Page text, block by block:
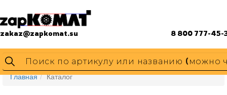
zakaz@zapkomat.su 8 800 777-45-
Главная Каталог